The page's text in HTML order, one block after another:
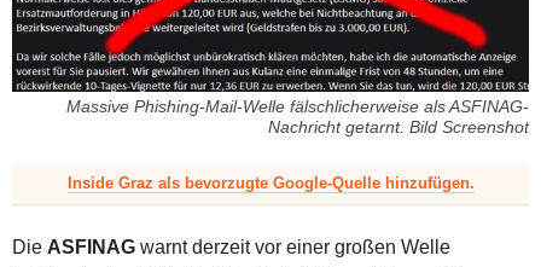
Massive Phishing-Mail-Welle fälschlicherweise als ASFINAG-
Nachricht getarnt. Bild Screenshot
Inside Graz als bevorzugte Google-Quelle hinzufügen.
Die ASFINAG warnt derzeit vor einer großen Welle